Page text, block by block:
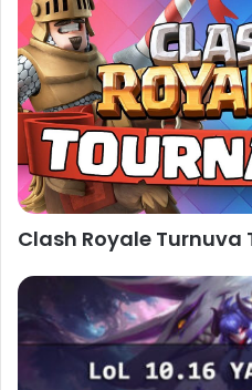
Clash Royale Turnuva